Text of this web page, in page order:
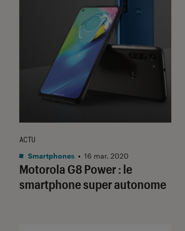
Motorola G8 Power : le
smartphone super autonome
ACTU
Smartphones • 16 mar. 2020